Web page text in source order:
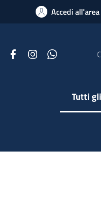
Accedi
FacebookInstagram
Tutti